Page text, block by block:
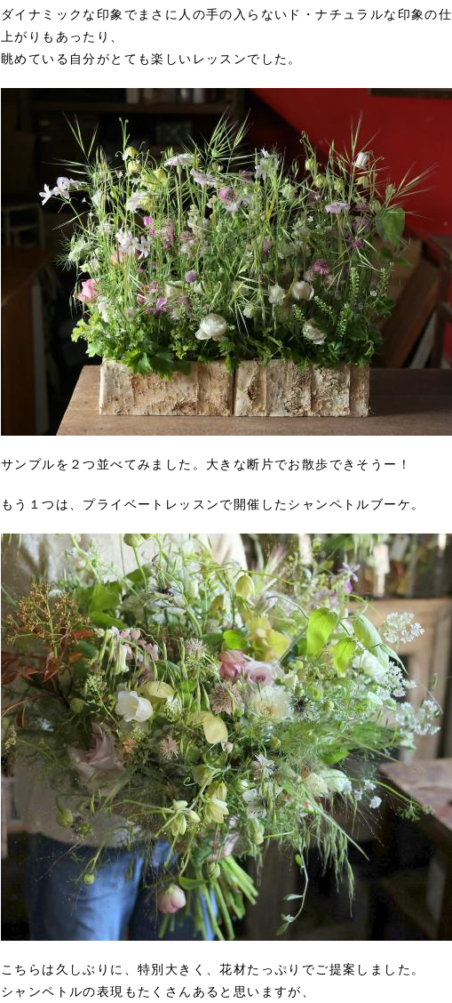
ダイナミックな印象でまさに人の手の入らないド・ナチュラルな印象の仕
上がりもあったり、
眺めている自分がとても楽しいレッスンでした。
サンプルを２つ並べてみました。大きな断片でお散歩できそうー！
もう１つは、プライベートレッスンで開催したシャンペトルブーケ。
こちらは久しぶりに、特別大きく、花材たっぷりでご提案しました。
シャンペトルの表現もたくさんあると思いますが、